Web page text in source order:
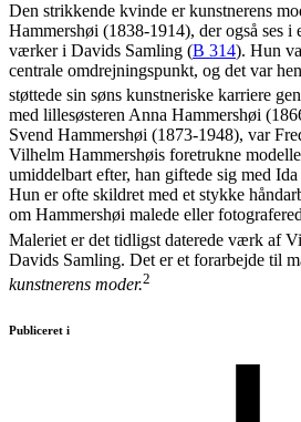
Den strikkende kvinde er kunstnerens
Hammershøi (1838-1914), der også ses i
værker i Davids Samling (B 314). Hun
centrale omdrejningspunkt, og det var
støttede sin søns kunstneriske karriere
med lillesøsteren Anna Hammershøi
Svend Hammershøi (1873-1948), var
Vilhelm Hammershøis foretrukne
umiddelbart efter, han giftede sig med
Hun er ofte skildret med et stykke
om Hammershøi malede eller
Maleriet er det tidligst daterede værk af
Davids Samling. Det er et forarbejde til
kunstnerens moder.2
Publiceret i